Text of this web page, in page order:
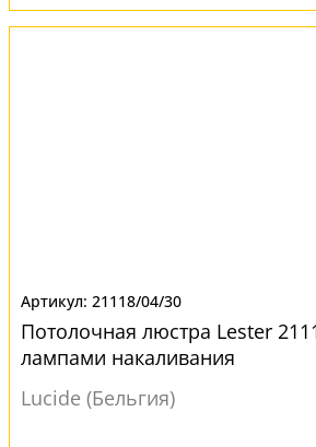
21118/04/30
Потолочная люстра Lester
лампами накаливания
Lucide (Бельгия)